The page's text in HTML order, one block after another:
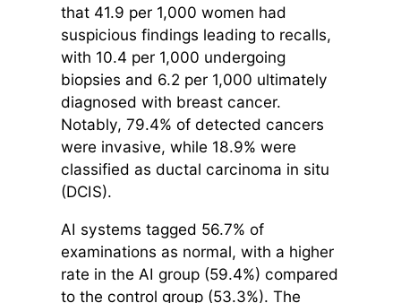
that 41.9 per 1,000 women had
suspicious findings leading to recalls,
with 10.4 per 1,000 undergoing
biopsies and 6.2 per 1,000 ultimately
diagnosed with breast cancer.
Notably, 79.4% of detected cancers
were invasive, while 18.9% were
classified as ductal carcinoma in situ
(DCIS).
AI systems tagged 56.7% of
examinations as normal, with a higher
rate in the AI group (59.4%) compared
to the control group (53.3%). The